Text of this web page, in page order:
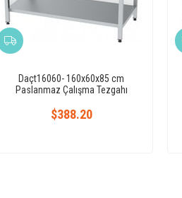
Daçt16060- 160x60x85 cm
Paslanmaz Çalışma Tezgahı
$388.20